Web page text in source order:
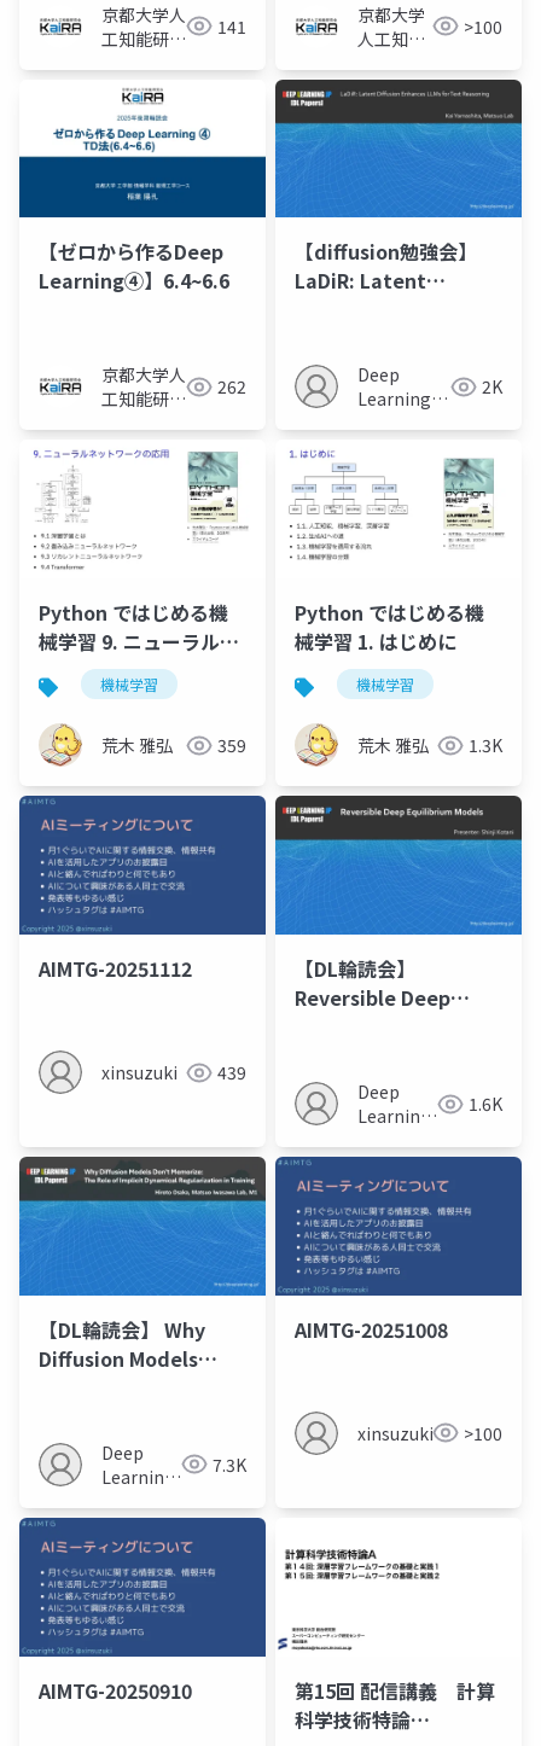
京都大学人
工知能研究
141
京都大学
人工知能
KaiRA
>100
【ゼロから作るDeep
Learning④】6.4~6.6
京都大学人
工知能研究
262
【diffusion勉強会】
LaDiR: Latent
Reasoning
Deep
Learning
2K
Python ではじめる機
械学習 9. ニューラルネ
ットワークの応用
機械学習
荒木 雅弘 359
Python ではじめる機
械学習 1. はじめに
機械学習
荒木 雅弘 1.3K
AIMTG-20251112
xinsuzuki 439
【DL輪読会】
Reversible Deep
Deep
Learning
1.6K
【DL輪読会】 Why
Diffusion Models
Dynamical
Regularization in
Training
Deep
Learning
7.3K
AIMTG-20251008
xinsuzuki >100
AIMTG-20250910
第15回 配信講義 計算
科学技術特論